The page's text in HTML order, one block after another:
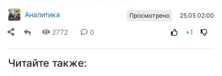
Аналитика Просмотрено 25.05 02:00
2772 0 +1
Читайте также: